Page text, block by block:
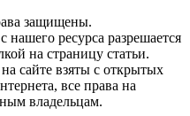
защищены.
ресурса разрешается
на страницу статьи.
сайте взяты с открытых
все права на
владельцам.